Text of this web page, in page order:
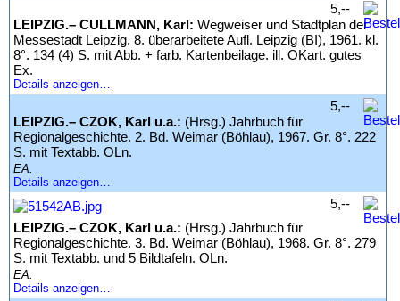
Impressum
LEIPZIG.– CULLMANN, Karl: Wegweiser und Stadtplan der
Messestadt Leipzig. 8. überarbeitete Aufl. Leipzig (BI), 1961. kl.
8°. 134 (4) S. mit Abb. + farb. Kartenbeilage. ill. OKart. gutes
Ex.
Details anzeigen…
5,--
LEIPZIG.– CZOK, Karl u.a.: (Hrsg.) Jahrbuch für
Regionalgeschichte. 2. Bd. Weimar (Böhlau), 1967. Gr. 8°. 222
S. mit Textabb. OLn.
EA.
Details anzeigen…
5,--
LEIPZIG.– CZOK, Karl u.a.: (Hrsg.) Jahrbuch für
Regionalgeschichte. 3. Bd. Weimar (Böhlau), 1968. Gr. 8°. 279
S. mit Textabb. und 5 Bildtafeln. OLn.
EA.
Details anzeigen…
5,--